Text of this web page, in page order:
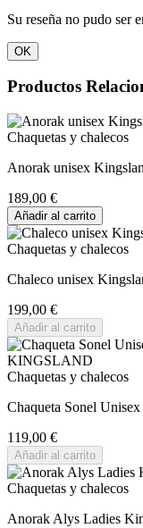
Su reseña no pudo ser
OK
Productos
Chaquetas y chalecos
Anorak unisex
189,00 €
Añadir al carrito
Chaquetas y chalecos
Chaleco unisex
199,00 €
Añadir al carrito
Chaquetas y chalecos
Chaqueta Sonel
119,00 €
Añadir al carrito
Chaquetas y chalecos
Anorak Alys Ladies